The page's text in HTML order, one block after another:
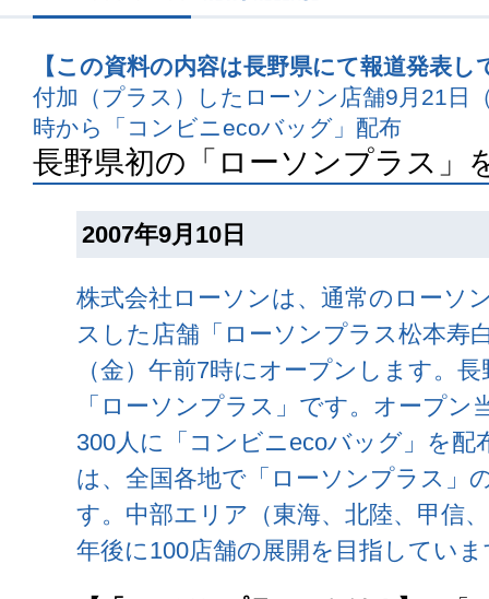
【この資料の内容は長野県にて報道発表し
付加（プラス）したローソン店舗9月21
時から「コンビニecoバッグ」配布
長野県初の「ローソンプラス」
2007年9月10日
株式会社ローソンは、通常のローソ
スした店舗「ローソンプラス松本寿
（金）午前7時にオープンします。
「ローソンプラス」です。オープン
300人に「コンビニecoバッグ」を
は、全国各地で「ローソンプラス」
す。中部エリア（東海、北陸、甲信
年後に100店舗の展開を目指してい